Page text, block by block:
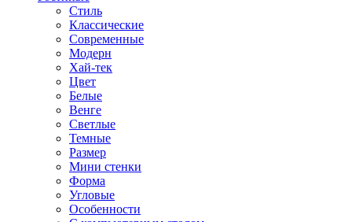
Стиль
Классические
Современные
Модерн
Хай-тек
Цвет
Белые
Венге
Светлые
Темные
Размер
Мини стенки
Форма
Угловые
Особенности